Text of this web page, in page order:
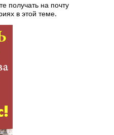
получать на почту
в этой теме.